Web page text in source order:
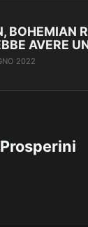
BOHEMIAN
AVERE
2022